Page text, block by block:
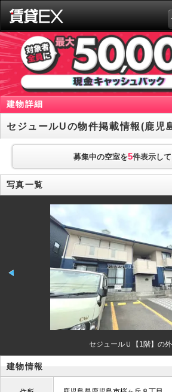
建物詳細
セジュールUの物件掲載情報(鹿児
募集中の空室を5件表示し
写真一覧
セジュールＵ【1階】の
建物情報